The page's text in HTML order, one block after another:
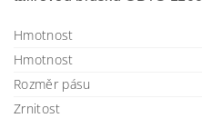
Hmotnost
Hmotnost
Rozměr pásu
Zrnitost